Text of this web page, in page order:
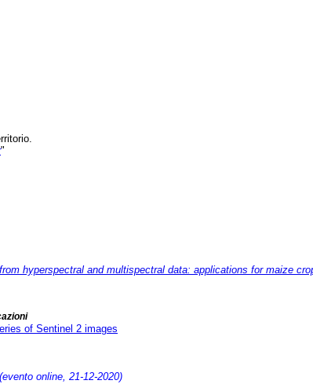
"
hyperspectral and multispectral data: applications for maize
of Sentinel 2 images
online, 21-12-2020)